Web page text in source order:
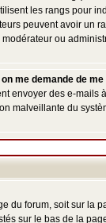
les rangs pour
peuvent avoir un
ou
me demande de
envoyer des e-
malveillante du
du forum, soit sur la
sur le bas de la